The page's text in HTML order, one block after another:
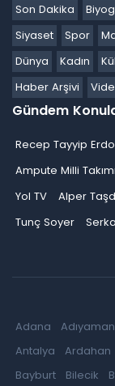
Son Dakika
Siyaset
Spor
Dünya
Kadın
Haber Arşivi
Gündem
Recep Tayyip
Ampute Milli Takımı
Yol TV
Alper
Tunç Soyer
Adana Adıyaman
Antalya
Ardahan
Bayburt
Bilecik